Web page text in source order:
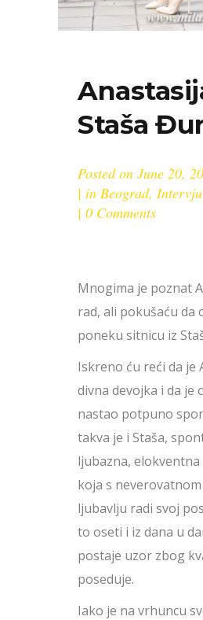
Staša
Posted on June 20,
in Beograd, Intervju
0 Comments
Mnogima je poznat
rad, ali pokušaću da
poneku sitnicu iz
Iskreno ću reći da je
divna devojka i da je
nastao potpuno
takva je i Staša,
ljubazna, elokventna
koja s
ljubavlju radi svoj
to oseti i iz dana u
postaje uzor zbog
poseduje.
Iako je na vrhuncu